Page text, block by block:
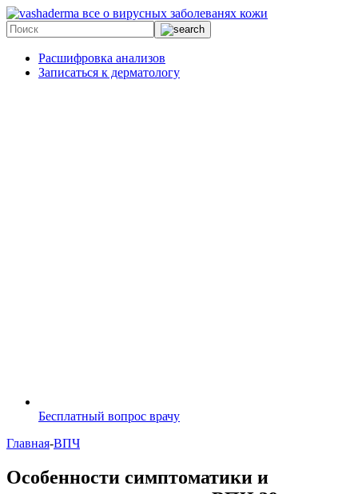
все о вирусных заболеванях кожи
Расшифровка анализов
Записаться к дерматологу
Бесплатный вопрос врачу
Главная-ВПЧ
Особенности симптоматики и